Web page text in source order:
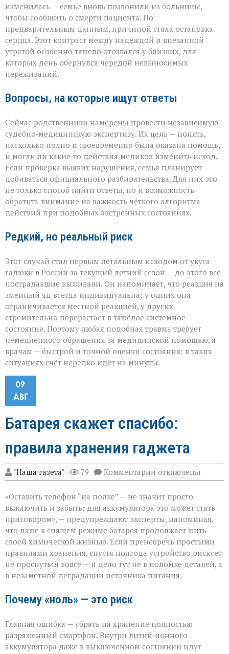
изменилась — семье вновь позвонили из больницы,
чтобы сообщить о смерти пациента. По
предварительным данным, причиной стала остановка
сердца. Этот контраст между надеждой и внезапной
утратой особенно тяжело отозвался у близких, для
которых день обернулся чередой невыносимых
переживаний.
Вопросы, на которые ищут ответы
Сейчас родственники намерены провести независимую
судебно‑медицинскую экспертизу. Их цель — понять,
насколько полно и своевременно была оказана помощь,
и могли ли какие‑то действия медиков изменить исход.
Если проверка выявит нарушения, семья планирует
добиваться официального разбирательства. Для них это
не только способ найти ответы, но и возможность
обратить внимание на важность чёткого алгоритма
действий при подобных экстренных состояниях.
Редкий, но реальный риск
Этот случай стал первым летальным исходом от укуса
гадюки в России за текущий летний сезон — до этого все
пострадавшие выживали. Он напоминает, что реакция на
змеиный яд всегда индивидуальна: у одних она
ограничивается местной реакцией, у других
стремительно перерастает в тяжёлое системное
состояние. Поэтому любая подобная травма требует
немедленного обращения за медицинской помощью, а
врачам — быстрой и точной оценки состояния: в таких
ситуациях счёт нередко идёт на минуты.
09
АВГ
Батарея скажет спасибо:
правила хранения гаджета
"Наша газета" 79 Комментарии к
записи
скажет
спасибо:
хранения
гаджета
отключены
«Оставить телефон “на полке” — не значит просто
выключить и забыть: для аккумулятора это может стать
приговором», — предупреждают эксперты, напоминая,
что даже в спящем режиме батарея продолжает жить
своей химической жизнью. Если пренебречь простыми
правилами хранения, спустя полгода устройство рискует
не проснуться вовсе — и дело тут не в поломке деталей, а
в незаметной деградации источника питания.
Почему «ноль» — это риск
Главная ошибка — убрать на хранение полностью
разряженный смартфон. Внутри литий‑ионного
аккумулятора даже в выключенном состоянии идут